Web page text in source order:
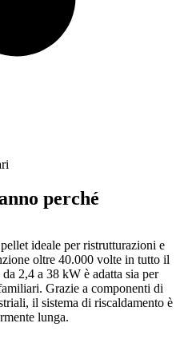
perché
ideale per ristrutturazioni e
oltre 40.000 volte in tutto il
2,4 a 38 kW è adatta sia per
Grazie a componenti di
il sistema di riscaldamento è
lunga.